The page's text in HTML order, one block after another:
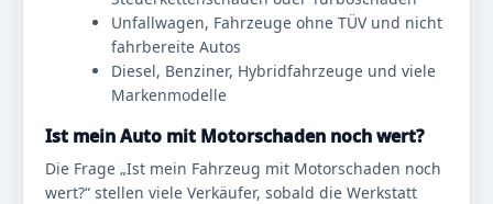
Unfallwagen, Fahrzeuge ohne TÜV und nicht
fahrbereite Autos
Diesel, Benziner, Hybridfahrzeuge und viele
Markenmodelle
Ist mein Auto mit Motorschaden noch wert?
Die Frage „Ist mein Fahrzeug mit Motorschaden noch
wert?“ stellen viele Verkäufer, sobald die Werkstatt